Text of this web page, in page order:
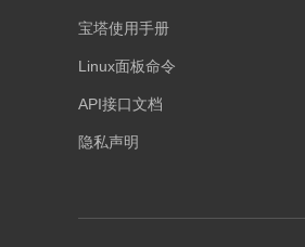
宝塔使用手册
Linux面板命令
API接口文档
隐私声明